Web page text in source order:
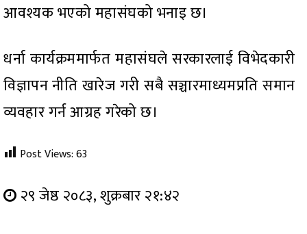
आवश्यक भएको महासंघको भनाइ छ।
धर्ना कार्यक्रममार्फत महासंघले सरकारलाई विभेदकारी
विज्ञापन नीति खारेज गरी सबै सञ्चारमाध्यमप्रति समान
व्यवहार गर्न आग्रह गरेको छ।
Post Views:63
२९ जेष्ठ २०८३, शुक्रबार २१:४२